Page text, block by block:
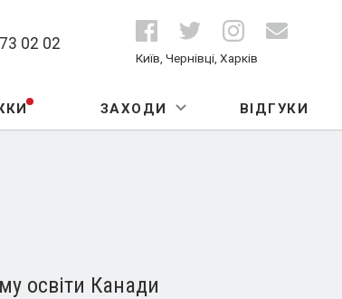
02 02
Київ, Чернівці, Харків
ЗАХОДИ ВІДГУКИ
освіти Канади